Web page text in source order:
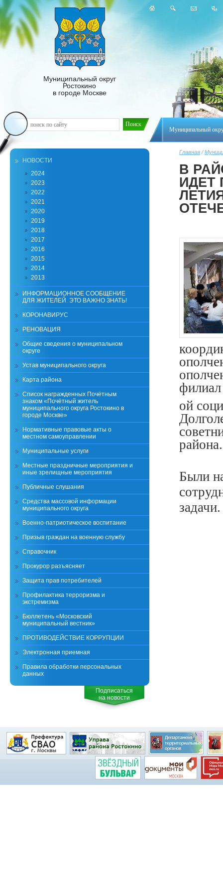
Муниципальный
Муниципальный округ
Ростокино
в городе Москве
Главная /
В
ИДЕТ
ой
района.
Были
задачи.
НОВОСТИ
2024
2023
2022
2021
2020
2019
2018
2017
2016
2015
2014
2013
ИНФОРМАЦИОННОЕ СООБЩЕНИЕ
ДЛЯ ЖИТЕЛЕЙ. ЭТО ВАЖНО ЗНАТЬ!
КОРОНАВИРУС
РЕНОВАЦИЯ
Общие сведения о муниципальном
округе
Устав муниципального округа
Карта района
Список награжденных Почётным
знаком «Почётный житель
муниципального округа Ростокино в
городе Москве»
Нормативные правовые акты о
местном самоуправлении
Муниципальные услуги
Местные праздничные мероприятия и
иные зрелищные мероприятия
Публичные слушания
Средства массовой информации
муниципального округа
Военно-патриотическое воспитание
Призыв граждан на военную службу
Справочник
Прокурор разъясняет
Защита прав потребителей
Профилактика терроризма и
экстремизма
Бюллетень «Московский
муниципальный вестник»
ПРОТИВОДЕЙСТВИЕ КОРРУПЦИИ
Электронная приемная
Правила обработки персональных
данных
Подписаться
на новости